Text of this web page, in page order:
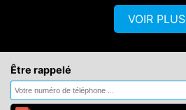
VOIR PLUS
Être rappelé